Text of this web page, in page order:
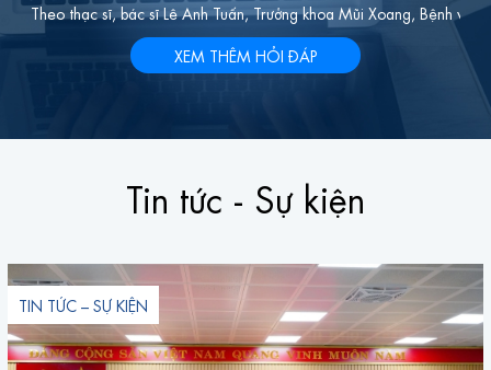
Theo thạc sĩ, bác sĩ Lê Anh Tuấn, Trưởng khoa Mũi Xoang, Bệnh
XEM THÊM HỎI ĐÁP
Tin tức - Sự kiện
TIN TỨC – SỰ KIỆN